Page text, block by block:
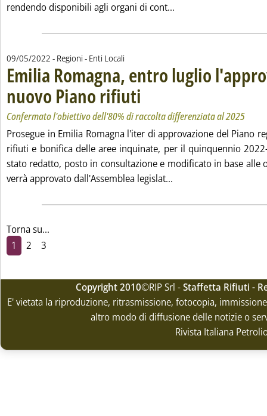
rendendo disponibili agli organi di cont...
09/05/2022 - Regioni - Enti Locali
Emilia Romagna, entro luglio
nuovo Piano rifiuti . Sottotitolo: Confermato l'obiettivo
. Pubblicata lunedì 09 maggio 2022 alle
Confermato l'obiettivo dell'80% di raccolta differenziata al 2025
Prosegue in Emilia Romagna l'iter di approvazione del Piano
rifiuti e bonifica delle aree inquinate, per il quinquennio
stato redatto, posto in consultazione e modificato in base alle
verrà approvato dall'Assemblea legislat...
Torna su...
1
2 3
Copyright 2010©RIP Srl -Staffetta Rifiuti -
E' vietata la riproduzione, ritrasmissione, fotocopia,
altro modo di diffusione delle notizie o
Rivista Italiana